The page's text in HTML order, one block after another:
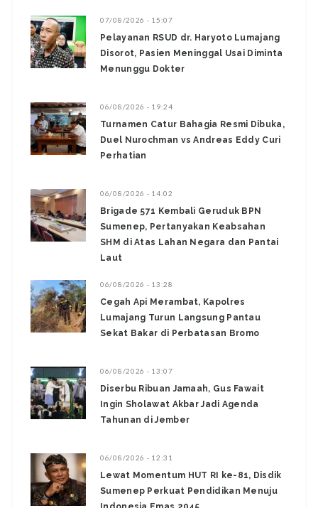
07/08/2026 - 15:07
Pelayanan RSUD dr. Haryoto Lumajang
Disorot, Pasien Meninggal Usai Diminta
Menunggu Dokter
06/08/2026 - 19:24
Turnamen Catur Bahagia Resmi Dibuka,
Duel Nurochman vs Andreas Eddy Curi
Perhatian
06/08/2026 - 14:02
Brigade 571 Kembali Geruduk BPN
Sumenep, Pertanyakan Keabsahan
SHM di Atas Lahan Negara dan Pantai
Laut
06/08/2026 - 13:28
‎Cegah Api Merambat, Kapolres
Lumajang Turun Langsung Pantau
Sekat Bakar di Perbatasan Bromo ‎
06/08/2026 - 13:07
Diserbu Ribuan Jamaah, Gus Fawait
Ingin Sholawat Akbar Jadi Agenda
Tahunan di Jember
06/08/2026 - 12:31
Lewat Momentum HUT RI ke-81, Disdik
Sumenep Perkuat Pendidikan Menuju